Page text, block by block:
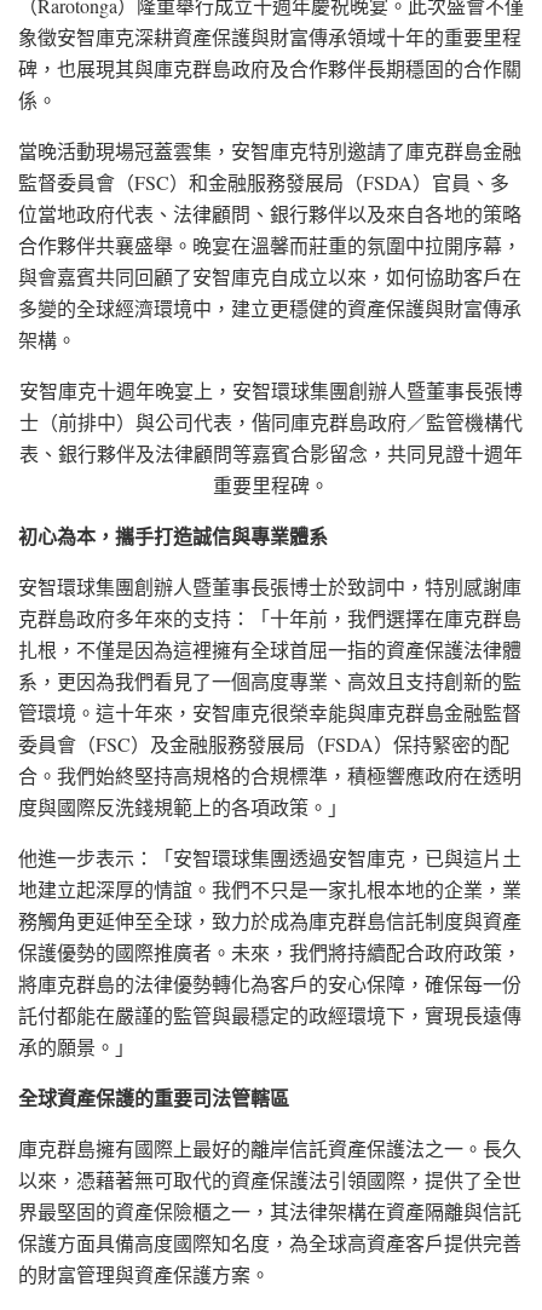
（Rarotonga）隆重舉行成立十週年慶祝晚宴。此次盛會不僅
象徵安智庫克深耕資產保護與財富傳承領域十年的重要里程
碑，也展現其與庫克群島政府及合作夥伴長期穩固的合作關
係。
當晚活動現場冠蓋雲集，安智庫克特別邀請了庫克群島金融
監督委員會（FSC）和金融服務發展局（FSDA）官員、多
位當地政府代表、法律顧問、銀行夥伴以及來自各地的策略
合作夥伴共襄盛舉。晚宴在溫馨而莊重的氛圍中拉開序幕，
與會嘉賓共同回顧了安智庫克自成立以來，如何協助客戶在
多變的全球經濟環境中，建立更穩健的資產保護與財富傳承
架構。
安智庫克十週年晚宴上，安智環球集團創辦人暨董事長張博
士（前排中）與公司代表，偕同庫克群島政府／監管機構代
表、銀行夥伴及法律顧問等嘉賓合影留念，共同見證十週年
重要里程碑。
初心為本，攜手打造誠信與專業體系
安智環球集團創辦人暨董事長張博士於致詞中，特別感謝庫
克群島政府多年來的支持：「十年前，我們選擇在庫克群島
扎根，不僅是因為這裡擁有全球首屈一指的資產保護法律體
系，更因為我們看見了一個高度專業、高效且支持創新的監
管環境。這十年來，安智庫克很榮幸能與庫克群島金融監督
委員會（FSC）及金融服務發展局（FSDA）保持緊密的配
合。我們始終堅持高規格的合規標準，積極響應政府在透明
度與國際反洗錢規範上的各項政策。」
他進一步表示：「安智環球集團透過安智庫克，已與這片土
地建立起深厚的情誼。我們不只是一家扎根本地的企業，業
務觸角更延伸至全球，致力於成為庫克群島信託制度與資產
保護優勢的國際推廣者。未來，我們將持續配合政府政策，
將庫克群島的法律優勢轉化為客戶的安心保障，確保每一份
託付都能在嚴謹的監管與最穩定的政經環境下，實現長遠傳
承的願景。」
全球資產保護的重要司法管轄區
庫克群島擁有國際上最好的離岸信託資產保護法之一。長久
以來，憑藉著無可取代的資產保護法引領國際，提供了全世
界最堅固的資產保險櫃之一，其法律架構在資產隔離與信託
保護方面具備高度國際知名度，為全球高資產客戶提供完善
的財富管理與資產保護方案。